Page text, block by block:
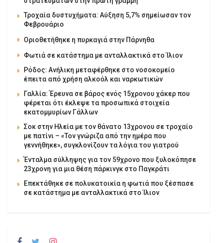
Τροχαία δυστυχήματα: Αύξηση 5,7% σημείωσαν τον
Φεβρουάριο
Οριοθετήθηκε η πυρκαγιά στην Πάρνηθα
Φωτιά σε κατάστημα με ανταλλακτικά στο Ίλιον
Ρόδος: Ανήλικη μεταφέρθηκε στο νοσοκομείο
έπειτα από χρήση αλκοόλ και ναρκωτικών
Γαλλία: Έρευνα σε βάρος ενός 15χρονου χάκερ που
φέρεται ότι έκλεψε τα προσωπικά στοιχεία
εκατομμυρίων Γάλλων
Σοκ στην Ηλεία με τον θάνατο 13χρονου σε τροχαίο
με πατίνι – «Τον γνώριζα από την ημέρα που
γεννήθηκε», συγκλονίζουν τα λόγια του γιατρού
Ένταλμα σύλληψης για τον 59χρονο που ξυλοκόπησε
23χρονη για μια θέση πάρκινγκ στο Παγκράτι
Επεκτάθηκε σε πολυκατοικία η φωτιά που ξέσπασε
σε κατάστημα με ανταλλακτικά στο Ίλιον